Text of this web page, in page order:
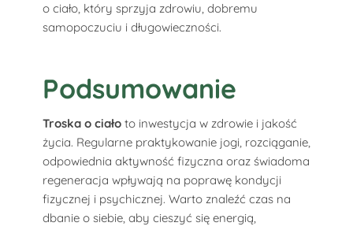
o ciało, który sprzyja zdrowiu, dobremu
samopoczuciu i długowieczności.
Podsumowanie
Troska o ciałoto inwestycja w zdrowie i jakość
życia. Regularne praktykowanie jogi, rozciąganie,
odpowiednia aktywność fizyczna oraz świadoma
regeneracja wpływają na poprawę kondycji
fizycznej i psychicznej. Warto znaleźć czas na
dbanie o siebie, aby cieszyć się energią,